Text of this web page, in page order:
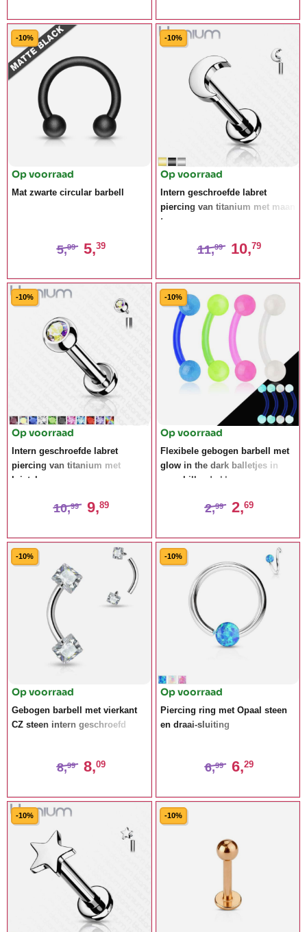
-10%
Op voorraad
Mat zwarte circular barbell
5,99 5,39
-10%
Op voorraad
Intern geschroefde labret
piercing van titanium met maan
top
11,99 10,79
-10%
Op voorraad
Intern geschroefde labret
piercing van titanium met
kristal
10,99 9,89
-10%
Op voorraad
Flexibele gebogen barbell met
glow in the dark balletjes in
verschillende kleuren
2,99 2,69
-10%
Op voorraad
Gebogen barbell met vierkant
CZ steen intern geschroefd
8,99 8,09
-10%
Op voorraad
Piercing ring met Opaal steen
en draai-sluiting
6,99 6,29
-10% -10%